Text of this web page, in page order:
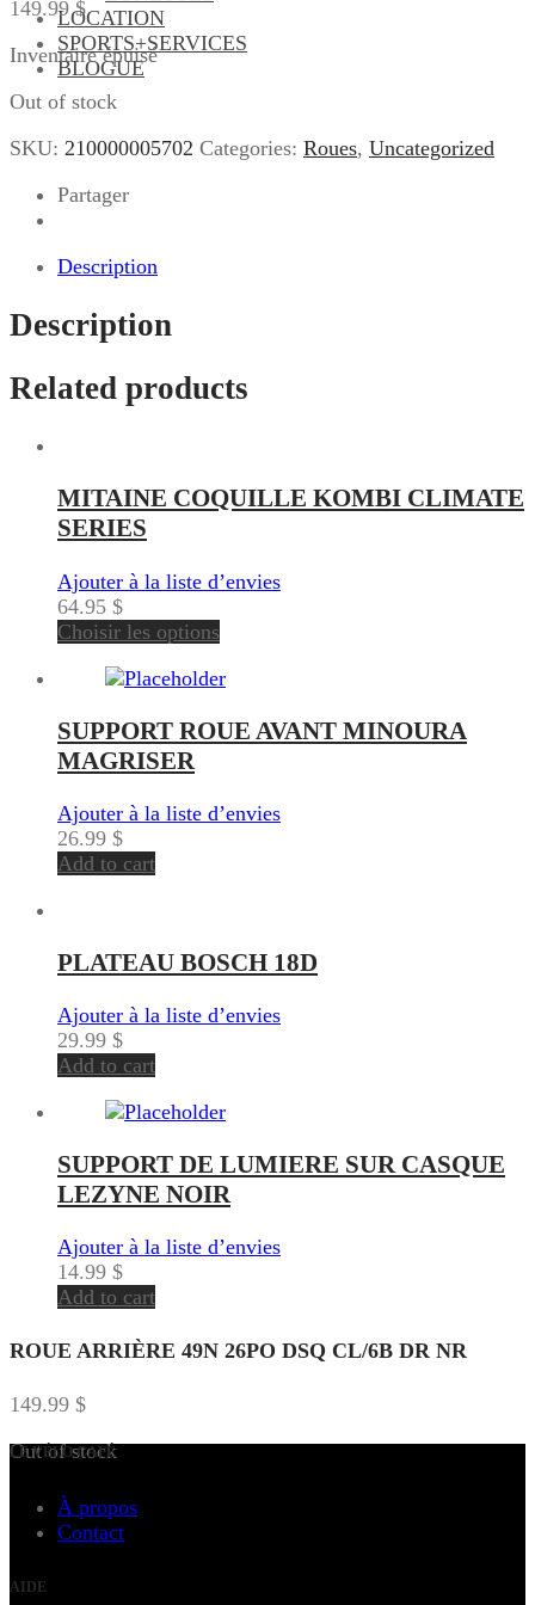
LOCATION
SPORTS+SERVICES
BLOGUE
149.99$
Inventaire épuisé
Out of stock
SKU: 210000005702 Categories: Roues, Uncategorized
Partager
Description
Description
Related products
MITAINE COQUILLE KOMBI CLIMATE
SERIES
Ajouter à la liste d’envies
64.95 $
Choisir les options
SUPPORT ROUE AVANT MINOURA
MAGRISER
Ajouter à la liste d’envies
26.99 $
Add to cart
PLATEAU BOSCH 18D
Ajouter à la liste d’envies
29.99 $
Add to cart
SUPPORT DE LUMIERE SUR CASQUE
LEZYNE NOIR
Ajouter à la liste d’envies
14.99 $
Add to cart
ROUE ARRIÈRE 49N 26PO DSQ CL/6B DR NR
149.99 $
Out of stock
LE VÉLO CAFÉ
À propos
Contact
AIDE